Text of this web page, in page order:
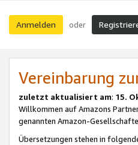
Anmelden oder
Vereinbarung
zuletzt aktualisiert am: 15.
Willkommen auf Amazons
genannten Amazon-
Übersetzungen stehen in